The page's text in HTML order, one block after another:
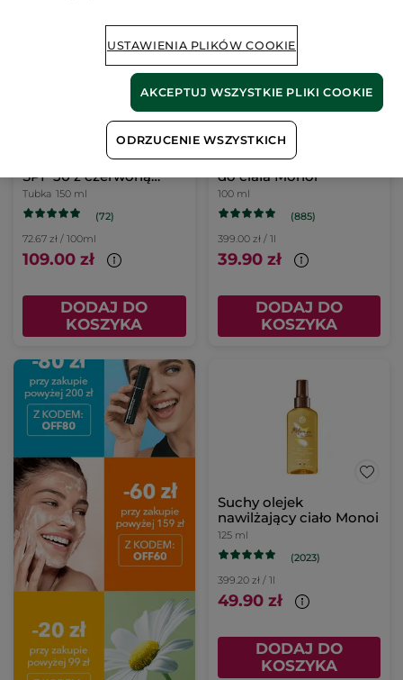
Mleczko do opalania
SPF 50 z czerwoną
mikroalgą 150 ml
Tubka 150 ml
(72)
72.67 zł / 100ml
109.00 zł
DODAJ DO
KOSZYKA
Rozświetlający olejek
do ciała Monoï
100 ml
(885)
399.00 zł / 1l
39.90 zł
DODAJ DO
KOSZYKA
Suchy olejek
nawilżający ciało Monoi
125 ml
(2023)
399.20 zł / 1l
49.90 zł
DODAJ DO
KOSZYKA
USTAWIENIA PLIKÓW COOKIE
ODRZUCENIE WSZYSTKICH
AKCEPTUJ WSZYSTKIE PLIKI COOKIE